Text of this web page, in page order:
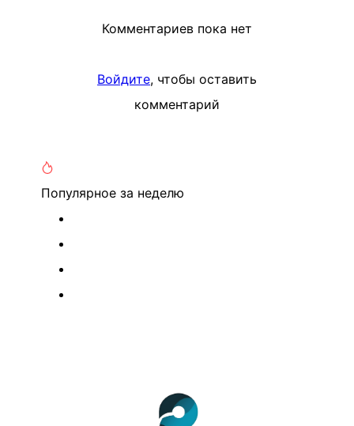
Комментариев пока нет
Войдите, чтобы оставить
комментарий
Популярное за неделю